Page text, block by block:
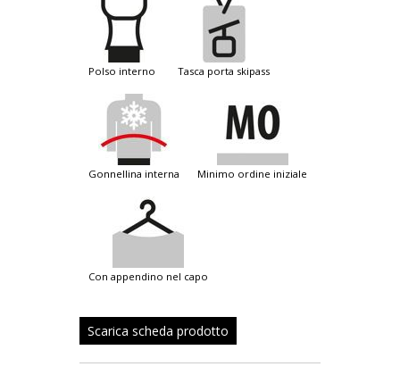
polso interno tasca porta skipass
gonnellina interna minimo ordine iniziale
con appendino nel capo
Scarica scheda prodotto